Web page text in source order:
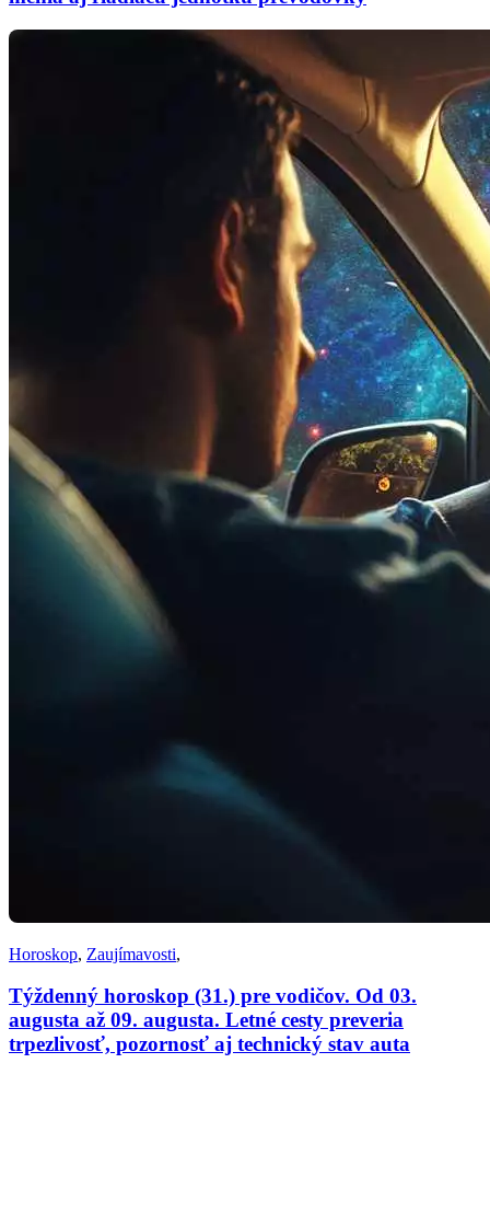
Horoskop, Zaujímavosti,
Týždenný horoskop (31.) pre vodičov. Od 03.
augusta až 09. augusta. Letné cesty preveria
trpezlivosť, pozornosť aj technický stav auta